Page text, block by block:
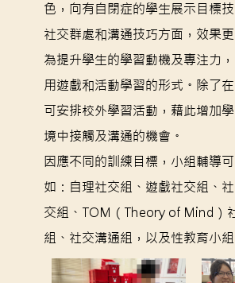
色，向有自閉症的學生展示目標
社交群處和溝通技巧方面，效果更
為提升學生的學習動機及專注力
用遊戲和活動學習的形式。除了
可安排校外學習活動，藉此增加
境中接觸及溝通的機會。
因應不同的訓練目標，小組輔導
如：自理社交組、遊戲社交組、
交組、TOM（Theory of Mind）
組、社交溝通組，以及性教育小組